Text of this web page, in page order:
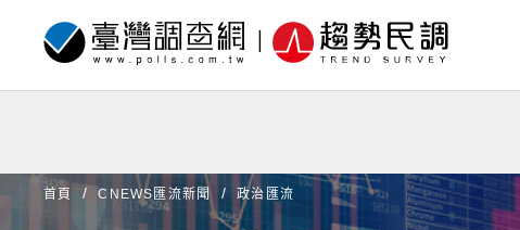
首頁 CNEWS匯流新聞 政治匯流